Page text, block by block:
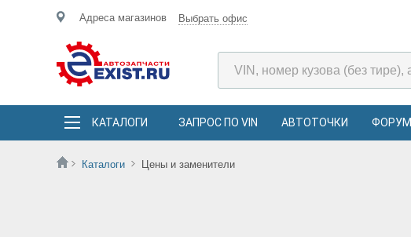
Адреса магазинов Выбрать офис
КАТАЛОГИ ЗАПРОС ПО VIN АВТОТОЧКИ ФОРУМ
Каталоги Цены и заменители